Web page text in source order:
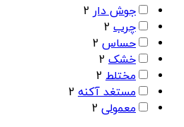
جوش دار 2
چرب 2
حساس 2
خشک 2
مختلط 2
مستغد آکنه 2
معمولی 2